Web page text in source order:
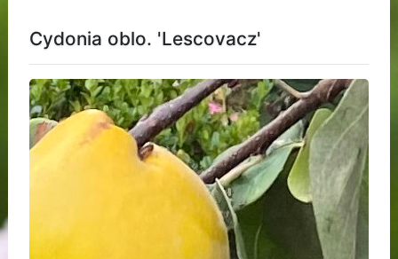
Cydonia oblo. 'Lescovacz'